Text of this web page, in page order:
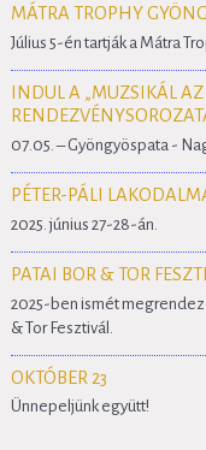
MÁTRA TROPHY
Július 5-én tartják a Mátra
INDUL A „MUZSIKÁL
07.05. – Gyöngyöspata -
PÉTER-PÁLI
2025. június 27-28-án.
PATAI BOR & TOR
2025-ben ismét
& Tor Fesztivál.
OKTÓBER 23
Ünnepeljünk együtt!